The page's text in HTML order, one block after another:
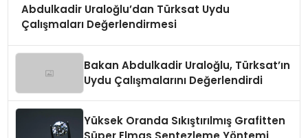
Abdulkadir Uraloğlu’dan Türksat Uydu
Çalışmaları Değerlendirmesi
Bakan Abdulkadir Uraloğlu, Türksat’ın
Uydu Çalışmalarını Değerlendirdi
Yüksek Oranda Sıkıştırılmış Grafitten